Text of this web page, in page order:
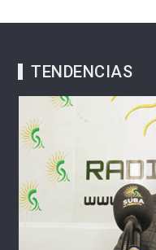
TENDENCIAS